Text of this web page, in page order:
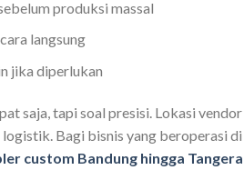
produksi massal
langsung
jika diperlukan
saja, tapi soal presisi. Lokasi
Bagi bisnis yang beroperasi di
custom Bandung hingga